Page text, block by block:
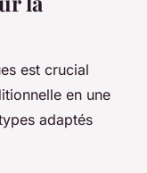
est crucial
en une
adaptés